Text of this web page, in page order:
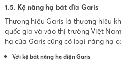
1.5. Kệ nâng hạ bát đĩa Garis
Thương hiệu Garis là thương hiệu
quốc gia và vào thị trường Việt
hạ của Garis cũng có loại nâng hạ
Với kệ bát nâng hạ điện Garis